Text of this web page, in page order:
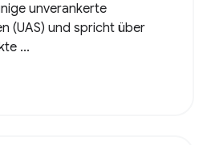
unverankerte
(UAS) und spricht über
...